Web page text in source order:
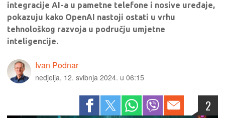
integracije AI-a u pametne telefone i nosive uređaje,
pokazuju kako OpenAI nastoji ostati u vrhu
tehnološkog razvoja u području umjetne
inteligencije.
Ivan Podnar
nedjelja, 12. svibnja 2024. u 06:15
2